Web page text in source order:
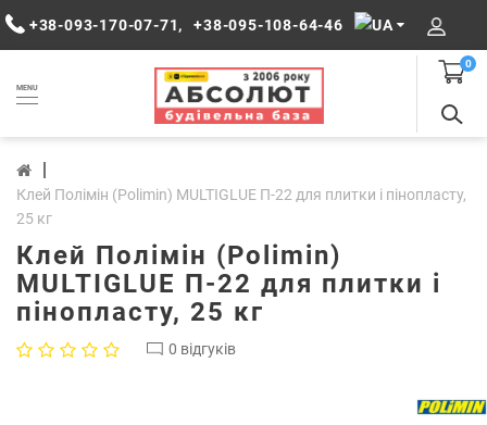
+38-093-170-07-71, +38-095-108-64-46
MENU
0
Клей Полімін (Polimin) MULTIGLUE П-22 для плитки і пінопласту,
25 кг
Клей Полімін (Polimin)
MULTIGLUE П-22 для плитки і
пінопласту, 25 кг
0 відгуків